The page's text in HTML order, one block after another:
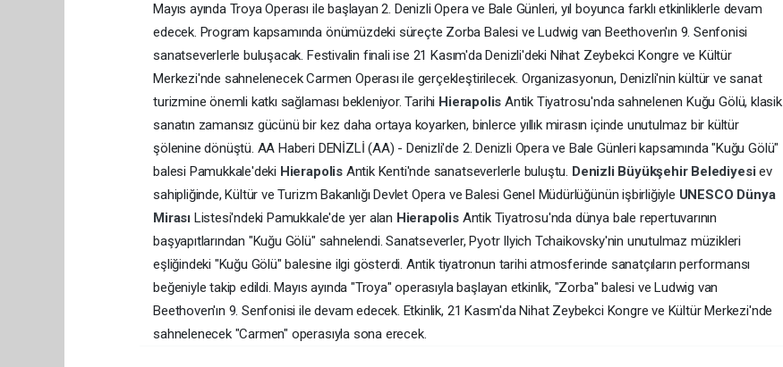
Mayıs ayında Troya Operası ile başlayan 2. Denizli Opera ve Bale Günleri, yıl boyunca farklı etkinliklerle devam
edecek. Program kapsamında önümüzdeki süreçte Zorba Balesi ve Ludwig van Beethoven'ın 9. Senfonisi
sanatseverlerle buluşacak. Festivalin finali ise 21 Kasım'da Denizli'deki Nihat Zeybekci Kongre ve Kültür
Merkezi'nde sahnelenecek Carmen Operası ile gerçekleştirilecek. Organizasyonun, Denizli'nin kültür ve sanat
turizmine önemli katkı sağlaması bekleniyor. Tarihi Hierapolis Antik Tiyatrosu'nda sahnelenen Kuğu Gölü, klasik
sanatın zamansız gücünü bir kez daha ortaya koyarken, binlerce yıllık mirasın içinde unutulmaz bir kültür
şölenine dönüştü. AA Haberi DENİZLİ (AA) - Denizli'de 2. Denizli Opera ve Bale Günleri kapsamında "Kuğu Gölü"
balesi Pamukkale'deki Hierapolis Antik Kenti'nde sanatseverlerle buluştu. Denizli Büyükşehir Belediyesiev
sahipliğinde, Kültür ve Turizm Bakanlığı Devlet Opera ve Balesi Genel Müdürlüğünün işbirliğiyle UNESCO Dünya
Mirası Listesi'ndeki Pamukkale'de yer alan Hierapolis Antik Tiyatrosu'nda dünya bale repertuvarının
başyapıtlarından "Kuğu Gölü" sahnelendi. Sanatseverler, Pyotr Ilyich Tchaikovsky'nin unutulmaz müzikleri
eşliğindeki "Kuğu Gölü" balesine ilgi gösterdi. Antik tiyatronun tarihi atmosferinde sanatçıların performansı
beğeniyle takip edildi. Mayıs ayında "Troya" operasıyla başlayan etkinlik, "Zorba" balesi ve Ludwig van
Beethoven'ın 9. Senfonisi ile devam edecek. Etkinlik, 21 Kasım'da Nihat Zeybekci Kongre ve Kültür Merkezi'nde
sahnelenecek "Carmen" operasıyla sona erecek.